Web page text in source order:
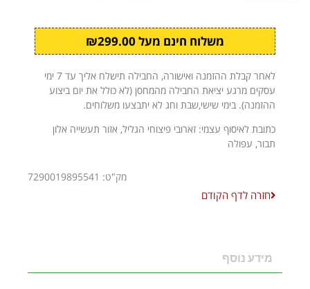
משלוח חינם מעל ₪299.00
לאחר קבלת ההזמנה ואישורה, החבילה תישלח אליך עד 7 ימי
עסקים מרגע יציאת החבילה מהמחסן (לא כולל את יום ביצוע
ההזמנה). בימי שישי,שבת וחג לא יתבצעו משלוחים.
כתובת לאיסוף עצמי: זארובי פיצוחי הגליל, אזור תעשייה אלון
תבור, עפולה
מק"ט: 7290019895541
חזרה לדף הקודם
מידע נוסף